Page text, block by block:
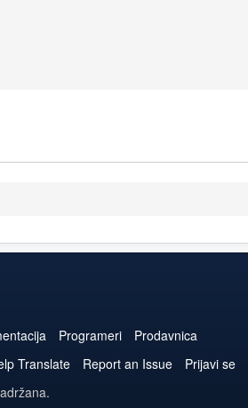
Programeri
Prodavnica
Translate Report an Issue
Prijavi se